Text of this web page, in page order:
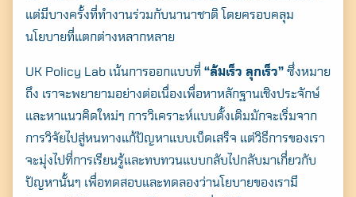
แต่มีบางครั้งที่ทำงานร่วมกับนานาชาติ โดยครอบคลุม
นโยบายที่แตกต่างหลากหลาย
UK Policy Lab เน้นการออกแบบที่ “ล้มเร็ว ลุกเร็ว” ซึ่งหมาย
ถึง เราจะพยายามอย่างต่อเนื่องเพื่อหาหลักฐานเชิงประจักษ์
และหาแนวคิดใหม่ๆ การวิเคราะห์แบบดั้งเดิมมักจะเริ่มจาก
การวิจัยไปสู่หนทางแก้ปัญหาแบบเบ็ดเสร็จ แต่วิธีการของเรา
จะมุ่งไปที่การเรียนรู้และทบทวนแบบกลับไปกลับมาเกี่ยวกับ
ปัญหานั้นๆ เพื่อทดสอบและทดลองว่านโยบายของเรามี